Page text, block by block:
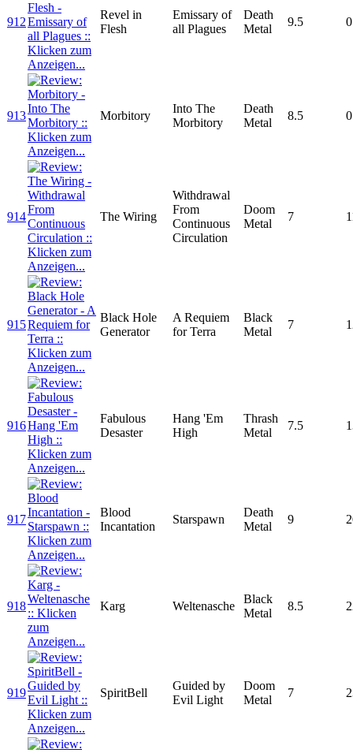
912
Revel in
Flesh
Emissary of
all Plagues
Death
Metal
9.5
913 Morbitory
Into The
Morbitory
Death
Metal
8.5
914 The Wiring
Withdrawal
From
Continuous
Circulation
Doom
Metal
7
915
Black Hole
Generator
A Requiem
for Terra
Black
Metal
7
916
Fabulous
Desaster
Hang 'Em
High
Thrash
Metal
7.5
917
Blood
Incantation
Starspawn
Death
Metal
9
918 Karg Weltenasche
Black
Metal
8.5
919 SpiritBell
Guided by
Evil Light
Doom
Metal
7